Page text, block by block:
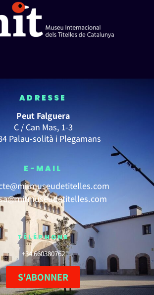
ADRESSE
Peut Falguera
C / Can Mas, 1-3
Palau-solità i Plegamans
E-MAIL
TÉLÉPHONE
+34 660380762
S'ABONNER